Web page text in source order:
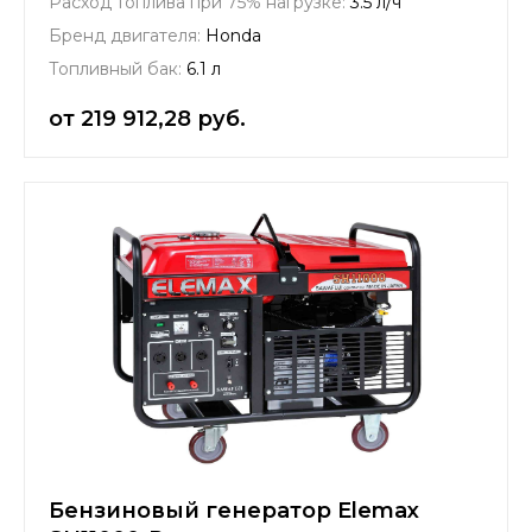
Бренд двигателя: Honda
Топливный бак: 6.1 л
от 219 912,28 руб.
Бензиновый генератор Elemax